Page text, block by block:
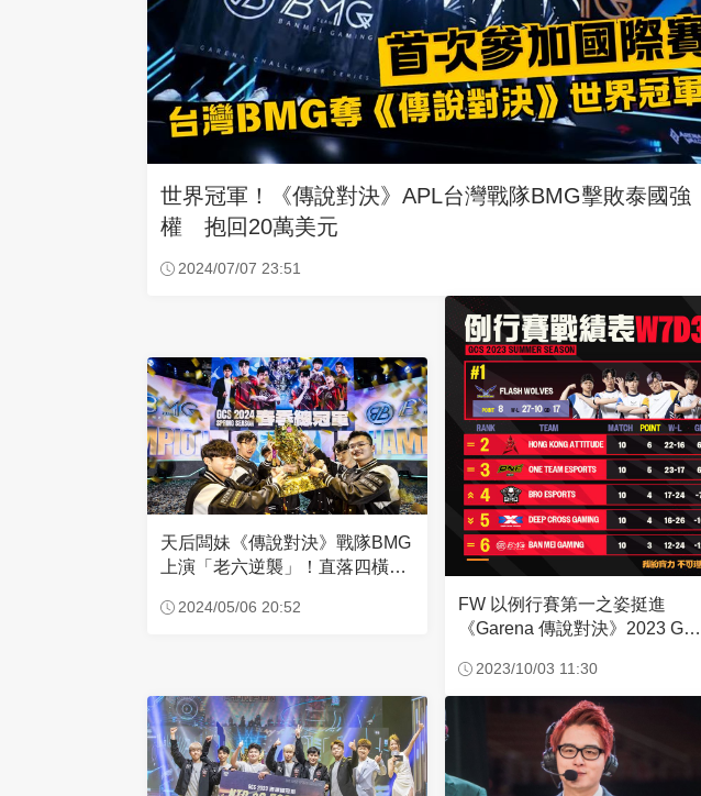
世界冠軍！《傳說對決》APL台灣戰隊BMG擊敗泰國強
權 抱回20萬美元
2024/07/07 23:51
天后闆妹《傳說對決》戰隊BMG
上演「老六逆襲」！直落四橫掃
2024/05/06 20:52
FW 以例行賽第一之姿挺進
《Garena 傳說對決》2023 GCS
2023/10/03 11:30